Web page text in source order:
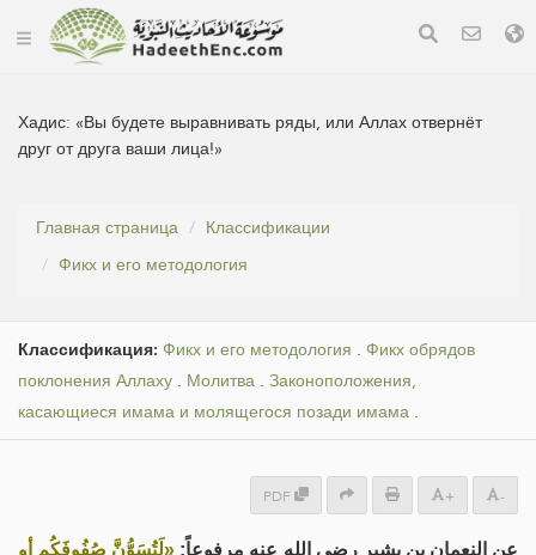
Хадис: «Вы будете выравнивать ряды, или Аллах отвернёт
друг от друга ваши лица!»
Главная страница
Классификации
Фикх и его методология
Классификация: Фикх и его методология . Фикх обрядов
поклонения Аллаху . Молитва . Законоположения,
касающиеся имама и молящегося позади имама .
PDF + -
عن النعمان بن بشير رضي الله عنه مرفوعاً: «لَتُسَوُّنَّ صُفُوفَكُم أو